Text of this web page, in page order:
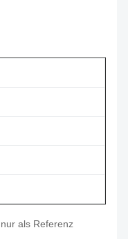
als Referenz